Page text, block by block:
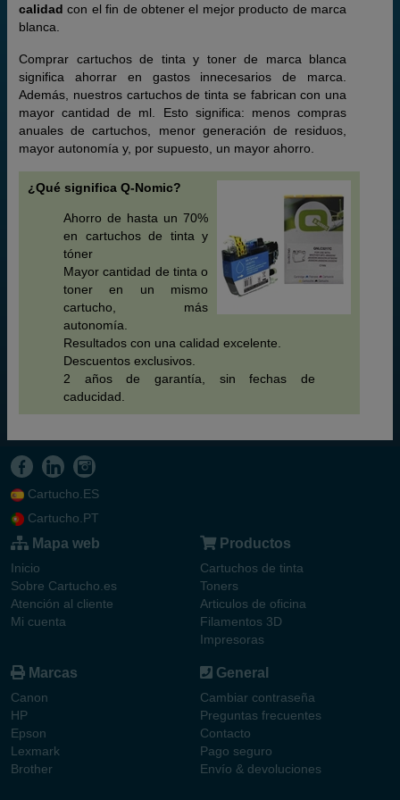
calidad con el fin de obtener el mejor producto de marca
blanca.
Comprar cartuchos de tinta y toner de marca blanca
significa ahorrar en gastos innecesarios de marca.
Además, nuestros cartuchos de tinta se fabrican con una
mayor cantidad de ml. Esto significa: menos compras
anuales de cartuchos, menor generación de residuos,
mayor autonomía y, por supuesto, un mayor ahorro.
¿Qué significa Q-Nomic?
Ahorro de hasta un 70%
en cartuchos de tinta y
tóner
Mayor cantidad de tinta o
toner en un mismo
cartucho, más
autonomía.
Resultados con una calidad excelente.
Descuentos exclusivos.
2 años de garantía, sin fechas de
caducidad.
Cartucho.ES
Cartucho.PT
Mapa web
Inicio
Sobre Cartucho.es
Atención al cliente
Mi cuenta
Productos
Cartuchos de tinta
Toners
Articulos de oficina
Filamentos 3D
Impresoras
Marcas
Canon
HP
Epson
Lexmark
Brother
General
Cambiar contraseña
Preguntas frecuentes
Contacto
Pago seguro
Envío & devoluciones